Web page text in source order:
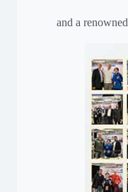
and a renowned